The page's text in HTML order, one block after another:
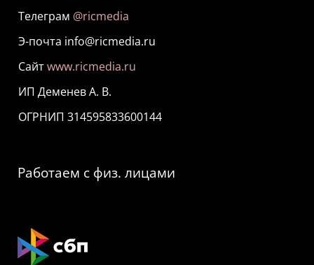
Телеграм @ricmedia
Э-почта info@ricmedia.ru
Сайтwww.ricmedia.ru
ИП Деменев А. В.
ОГРНИП 314595833600144
Работаем с физ. лицами